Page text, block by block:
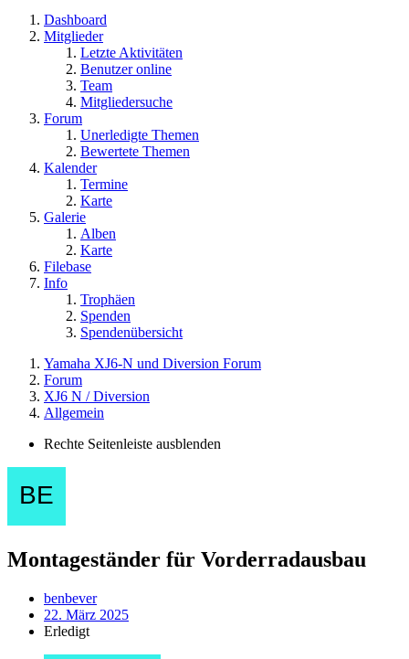
Dashboard
Mitglieder
Letzte Aktivitäten
Benutzer online
Team
Mitgliedersuche
Forum
Unerledigte Themen
Bewertete Themen
Kalender
Termine
Karte
Galerie
Alben
Karte
Filebase
Info
Trophäen
Spenden
Spendenübersicht
Yamaha XJ6-N und Diversion Forum
Forum
XJ6 N / Diversion
Allgemein
Rechte Seitenleiste ausblenden
Montageständer für Vorderradausbau
benbever
22. März 2025
Erledigt